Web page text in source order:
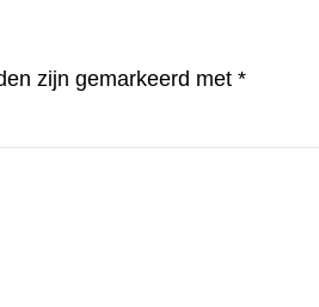
zijn gemarkeerd met *